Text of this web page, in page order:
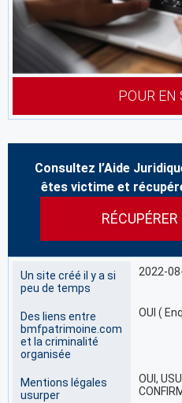
POUR EN
Consultez l’Aide
êtes victime et
Un site créé il y a si
peu de temps
2022-
Des liens entre
bmfpatrimoine.com
et la criminalité
organisée
OUI (
Mentions légales
usurper
OUI,